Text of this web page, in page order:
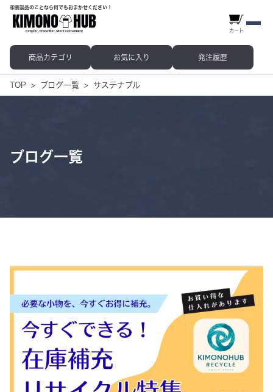
和装製品のことなら何でもおまかせください！
カート
商品カテゴリ お気に入り 発注履歴
TOP ブログ一覧 サステナブル
ブログ一覧